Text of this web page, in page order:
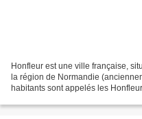
Honfleur est une ville française,
la région de Normandie
habitants sont appelés les